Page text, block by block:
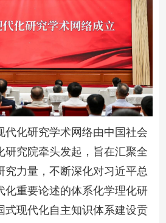
化研究学术网络由中国社会
研究院牵头发起，旨在汇聚全
究力量，不断深化对习近平总
化重要论述的体系化学理化研
式现代化自主知识体系建设贡